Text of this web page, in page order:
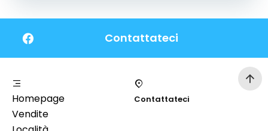
Contattateci
Homepage
Vendite
Contattateci